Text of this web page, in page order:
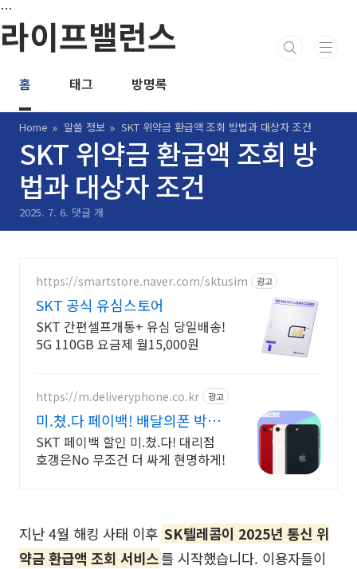
…
본문 바로가기
라이프밸런스
홈 태그 방명록
Home 알쓸 정보 SKT 위약금 환급액 조회 방법과 대상자 조건
SKT 위약금 환급액 조회 방
법과 대상자 조건
2025. 7. 6. 댓글 개
https://smartstore.naver.com/sktusim 광고
SKT 공식 유심스토어
SKT 간편셀프개통+ 유심 당일배송!
5G 110GB 요금제 월15,000원
https://m.deliveryphone.co.kr 광고
미.쳤.다 페이백! 배달의폰 박리
다매! 무조건 더 할인!
SKT 페이백 할인 미.쳤.다! 대리점
호갱은No 무조건 더 싸게 현명하게!
지난 4월 해킹 사태 이후 SK텔레콤이 2025년 통신 위
약금 환급액 조회 서비스를 시작했습니다. 이용자들이